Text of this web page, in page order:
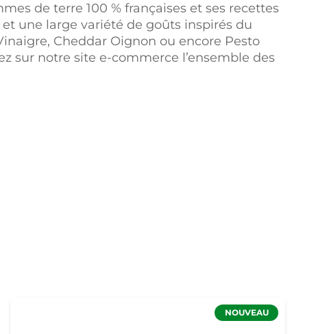
de terre 100 % françaises et ses recettes
une large variété de goûts inspirés du
Cheddar Oignon ou encore Pesto
sur notre site e-commerce l’ensemble des
NOUVEAU